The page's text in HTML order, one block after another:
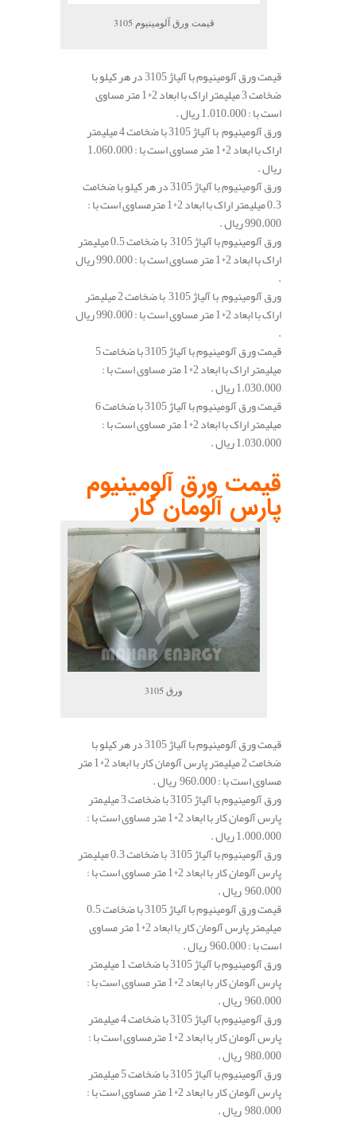
قیمت ورق آلومینیوم 3105
قیمت ورق آلومینیوم با آلیاژ 3105 در هر کیلو با
ضخامت 3 میلیمتر اراک با ابعاد 2*1 متر مساوی
است با : 1.010.000 ریال .
ورق آلومینیوم با آلیاژ 3105 با ضخامت 4 میلیمتر
اراک با ابعاد 2*1 متر مساوی است با : 1.060.000
ریال .
ورق آلومینیوم با آلیاژ 3105 در هر کیلو با ضخامت
0.3 میلیمتر اراک با ابعاد 2*1 مترمساوی است با :
990.000 ریال .
ورق آلومینیوم با آلیاژ 3105 با ضخامت 0.5 میلیمتر
اراک با ابعاد 2*1 متر مساوی است با : 990.000 ریال
.
ورق آلومینیوم با آلیاژ 3105 با ضخامت 2 میلیمتر
اراک با ابعاد 2*1 متر مساوی است با : 990.000 ریال
.
قیمت ورق آلومینیوم با آلیاژ 3105 با ضخامت 5
میلیمتر اراک با ابعاد 2*1 متر مساوی است با :
1.030.000 ریال .
قیمت ورق آلومینیوم با آلیاژ 3105 با ضخامت 6
میلیمتر اراک با ابعاد 2*1 متر مساوی است با :
1.030.000 ریال .
قیمت ورق آلومینیوم
پارس آلومان کار
ورق 3105
قیمت ورق آلومینیوم با آلیاژ 3105 در هر کیلو با
ضخامت 2 میلیمتر پارس آلومان کار با ابعاد 2*1 متر
مساوی است با : 960.000 ریال .
ورق آلومینیوم با آلیاژ 3105 با ضخامت 3 میلیمتر
پارس آلومان کار با ابعاد 2*1 متر مساوی است با :
1.000.000 ریال .
ورق آلومینیوم با آلیاژ 3105 با ضخامت 0.3 میلیمتر
پارس آلومان کار با ابعاد 2*1 متر مساوی است با :
960.000 ریال .
قیمت ورق آلومینیوم با آلیاژ 3105 با ضخامت 0.5
میلیمتر پارس آلومان کار با ابعاد 2*1 متر مساوی
است با : 960.000 ریال .
ورق آلومینیوم با آلیاژ 3105 با ضخامت 1 میلیمتر
پارس آلومان کار با ابعاد 2*1 متر مساوی است با :
960.000 ریال .
ورق آلومینیوم با آلیاژ 3105 با ضخامت 4 میلیمتر
پارس آلومان کار با ابعاد 2*1 مترمساوی است با :
980.000 ریال .
ورق آلومینیوم با آلیاژ 3105 با ضخامت 5 میلیمتر
پارس آلومان کار با ابعاد 2*1 متر مساوی است با :
980.000 ریال .